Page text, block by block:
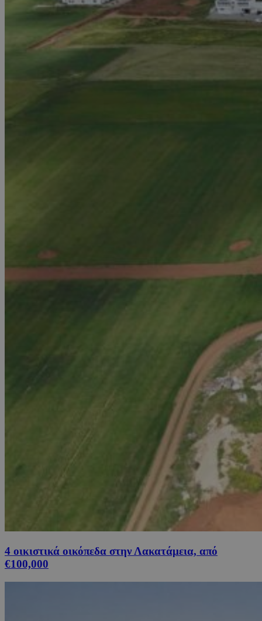
4 οικιστικά οικόπεδα στην Λακατάμεια, από
€100,000